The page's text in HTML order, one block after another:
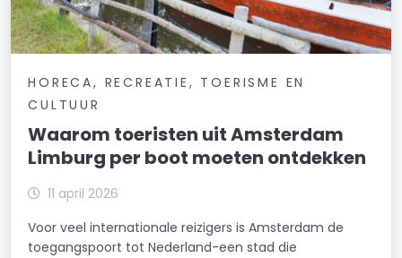
HORECA, RECREATIE, TOERISME EN
CULTUUR
Waarom toeristen uit Amsterdam
Limburg per boot moeten ontdekken
11 april 2026
Voor veel internationale reizigers is Amsterdam de
toegangspoort tot Nederland-een stad die